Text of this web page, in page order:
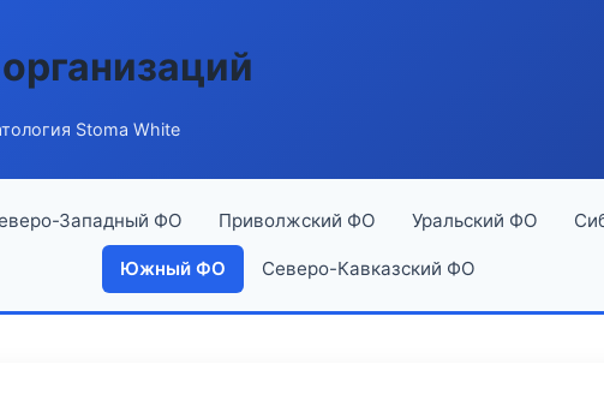
Stoma White
Западный ФО Приволжский ФО Уральский ФО
Южный ФО Северо-Кавказский ФО